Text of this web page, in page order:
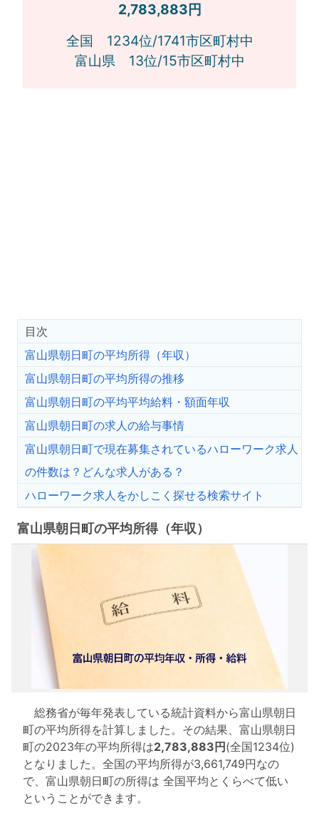
2,783,883円
全国 1234位/1741市区町村中
富山県 13位/15市区町村中
目次
富山県朝日町の平均所得（年収）
富山県朝日町の平均所得の推移
富山県朝日町の平均平均給料・額面年収
富山県朝日町の求人の給与事情
富山県朝日町で現在募集されているハローワーク求人
の件数は？どんな求人がある？
ハローワーク求人をかしこく探せる検索サイト
富山県朝日町の平均所得（年収）
総務省が毎年発表している統計資料から富山県朝日
町の平均所得を計算しました。その結果、富山県朝日
町の2023年の平均所得は2,783,883円(全国1234位)
となりました。全国の平均所得が3,661,749円なの
で、富山県朝日町の所得は 全国平均とくらべて低い
ということができます。